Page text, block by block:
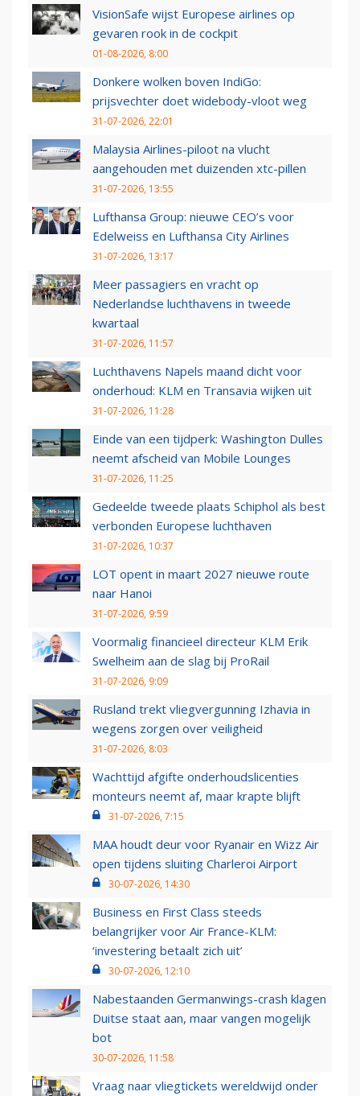
VisionSafe wijst Europese airlines op
gevaren rook in de cockpit
01-08-2026, 8:00
Donkere wolken boven IndiGo:
prijsvechter doet widebody-vloot weg
31-07-2026, 22:01
Malaysia Airlines-piloot na vlucht
aangehouden met duizenden xtc-pillen
31-07-2026, 13:55
Lufthansa Group: nieuwe CEO’s voor
Edelweiss en Lufthansa City Airlines
31-07-2026, 13:17
Meer passagiers en vracht op
Nederlandse luchthavens in tweede
kwartaal
31-07-2026, 11:57
Luchthavens Napels maand dicht voor
onderhoud: KLM en Transavia wijken uit
31-07-2026, 11:28
Einde van een tijdperk: Washington Dulles
neemt afscheid van Mobile Lounges
31-07-2026, 11:25
Gedeelde tweede plaats Schiphol als best
verbonden Europese luchthaven
31-07-2026, 10:37
LOT opent in maart 2027 nieuwe route
naar Hanoi
31-07-2026, 9:59
Voormalig financieel directeur KLM Erik
Swelheim aan de slag bij ProRail
31-07-2026, 9:09
Rusland trekt vliegvergunning Izhavia in
wegens zorgen over veiligheid
31-07-2026, 8:03
Wachttijd afgifte onderhoudslicenties
monteurs neemt af, maar krapte blijft
31-07-2026, 7:15
MAA houdt deur voor Ryanair en Wizz Air
open tijdens sluiting Charleroi Airport
30-07-2026, 14:30
Business en First Class steeds
belangrijker voor Air France-KLM:
‘investering betaalt zich uit’
30-07-2026, 12:10
Nabestaanden Germanwings-crash klagen
Duitse staat aan, maar vangen mogelijk
bot
30-07-2026, 11:58
Vraag naar vliegtickets wereldwijd onder